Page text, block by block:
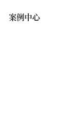
案例中心